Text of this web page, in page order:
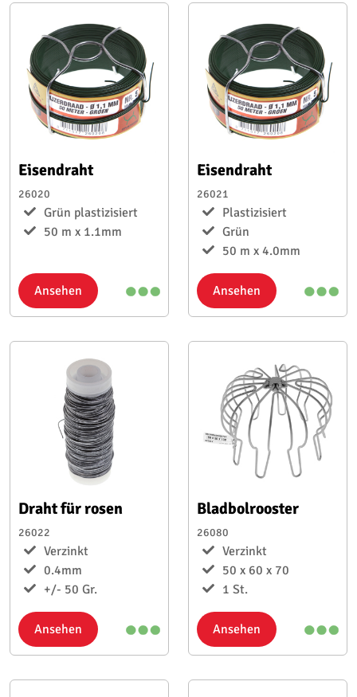
Eisendraht
26020
Grün plastizisiert
50 m x 1.1mm
Ansehen
Eisendraht
26021
Plastizisiert
Grün
50 m x 4.0mm
Ansehen
Draht für rosen
26022
Verzinkt
0.4mm
+/- 50 Gr.
Ansehen
Bladbolrooster
26080
Verzinkt
50 x 60 x 70
1 St.
Ansehen